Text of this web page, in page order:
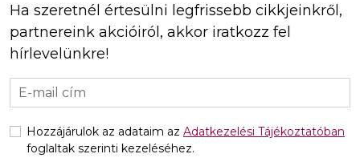
Ha szeretnél értesülni legfrissebb cikkjeinkről,
partnereink akcióiról, akkor iratkozz fel
hírlevelünkre!
Hozzájárulok az adataim az Adatkezelési Tájékoztatóban
foglaltak szerinti kezeléséhez.